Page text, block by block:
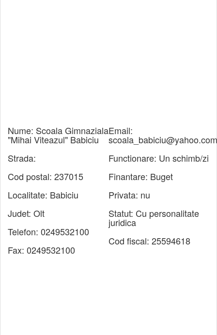
Nume: Scoala Gimnaziala
"Mihai Viteazul" Babiciu
Strada:
Cod postal: 237015
Localitate: Babiciu
Judet: Olt
Telefon: 0249532100
Fax: 0249532100
Email:
scoala_babiciu@yahoo.com
Functionare: Un schimb/zi
Finantare: Buget
Privata: nu
Statut: Cu personalitate
juridica
Cod fiscal: 25594618